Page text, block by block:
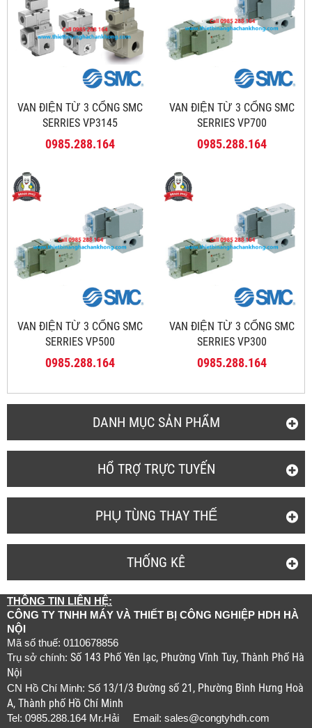
DANH MỤC SẢN PHẨM
HỔ TRỢ TRỰC TUYẾN
PHỤ TÙNG THAY THẾ
THỐNG KÊ
VAN ĐIỆN TỪ 3 CỔNG SMC
SERRIES VP3145
0985.288.164
VAN ĐIỆN TỪ 3 CỔNG SMC
SERRIES VP700
0985.288.164
VAN ĐIỆN TỪ 3 CỔNG SMC
SERRIES VP500
0985.288.164
VAN ĐIỆN TỪ 3 CỔNG SMC
SERRIES VP300
0985.288.164
THÔNG TIN LIÊN HỆ:
CÔNG TY TNHH MÁY VÀ THIẾT BỊ CÔNG NGHIỆP HDH HÀ
NỘI
Mã số thuế: 0110678856
Trụ sở chính: Số 143 Phố Yên lạc, Phường Vĩnh Tuy, Thành Phố Hà
Nội
CN Hồ Chí Minh: Số 13/1/3 Đường số 21, Phường Bình Hưng Hoà
A, Thành phố Hồ Chí Minh
Tel: 0985.288.164 Mr.Hải Email: sales@congtyhdh.com